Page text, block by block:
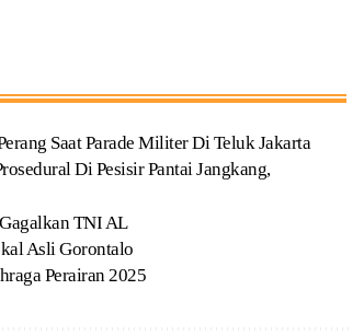
Saat Parade Militer Di Teluk Jakarta
Di Pesisir Pantai Jangkang,
TNI AL
Asli Gorontalo
Perairan 2025